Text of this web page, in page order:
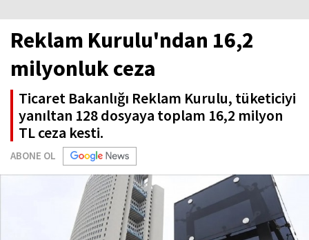
Reklam Kurulu'ndan 16,2
milyonluk ceza
Ticaret Bakanlığı Reklam Kurulu, tüketiciyi
yanıltan 128 dosyaya toplam 16,2 milyon
TL ceza kesti.
ABONE OL